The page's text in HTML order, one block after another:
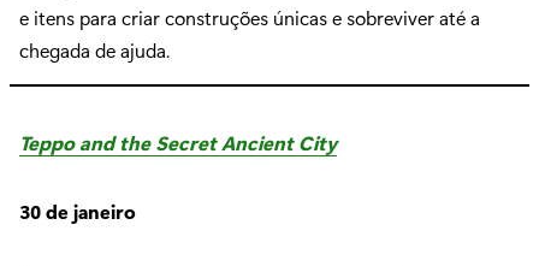
e itens para criar construções únicas e sobreviver até a
chegada de ajuda.
Teppo and the Secret Ancient City
30 de janeiro